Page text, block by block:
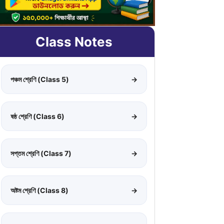
Class Notes
পঞ্চম শ্রেণি (Class 5) →
ষষ্ঠ শ্রেণি (Class 6) →
সপ্তম শ্রেণি (Class 7) →
অষ্টম শ্রেণি (Class 8) →